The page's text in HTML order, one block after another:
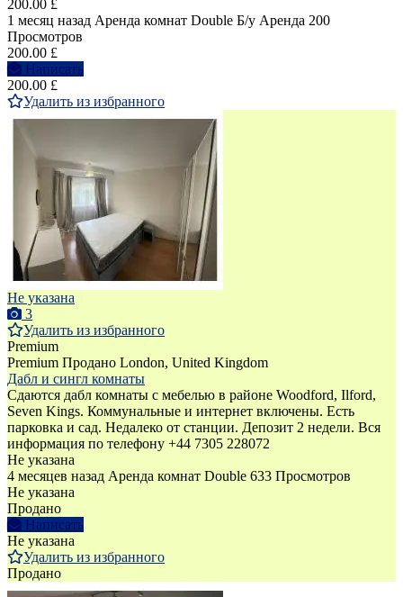
200.00 £
1 месяц назад Аренда комнат Double Б/у Аренда 200
Просмотров
200.00 £
Написать
200.00 £
Удалить из избранного
Не указана
3
Удалить из избранного
Premium
Premium Продано London, United Kingdom
Дабл и сингл комнаты
Сдаются дабл комнаты с мебелью в районе Woodford, Ilford,
Seven Kings. Коммунальные и интернет включены. Есть
парковка и сад. Недалеко от станции. Депозит 2 недели. Вся
информация по телефону +44 7305 228072
Не указана
4 месяцев назад Аренда комнат Double 633 Просмотров
Не указана
Продано
Написать
Не указана
Удалить из избранного
Продано